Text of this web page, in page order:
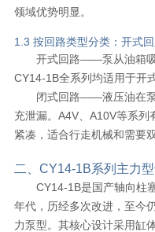
领域优势明显。
1.3 按回路类型分类：开式
开式回路——泵从油箱吸
CY14-1B全系列均适用于开
闭式回路——液压油在
充泄漏。A4V、A10V等系
紧凑，适合行走机械和需要
二、CY14-1B系列主力
CY14-1B是国产轴向柱
年代，历经多次改进，至今
力泵型。其核心设计采用缸